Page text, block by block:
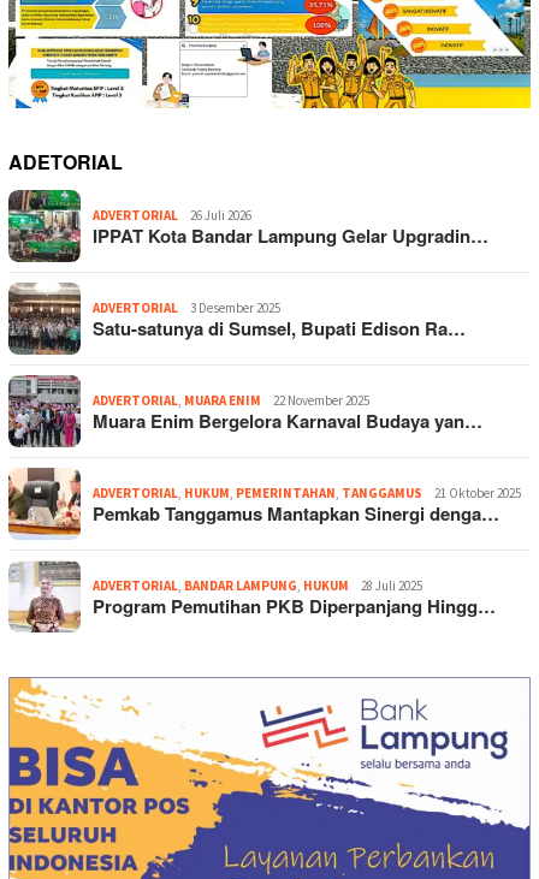
ADETORIAL
ADVERTORIAL 26 Juli 2026
IPPAT Kota Bandar Lampung Gelar Upgradin…
ADVERTORIAL 3 Desember 2025
Satu-satunya di Sumsel, Bupati Edison Ra…
ADVERTORIAL MUARA ENIM 22 November 2025
Muara Enim Bergelora Karnaval Budaya yan…
ADVERTORIAL HUKUM PEMERINTAHAN TANGGAMUS 21 Oktober 2025
Pemkab Tanggamus Mantapkan Sinergi denga…
ADVERTORIAL BANDAR LAMPUNG HUKUM 28 Juli 2025
Program Pemutihan PKB Diperpanjang Hingg…